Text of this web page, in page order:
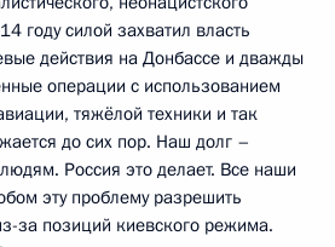
году силой захватил власть
действия на Донбассе и дважды
операции с использованием
тяжёлой техники и так
до сих пор. Наш долг –
Россия это делает. Все наши
эту проблему разрешить
за позиций киевского режима.